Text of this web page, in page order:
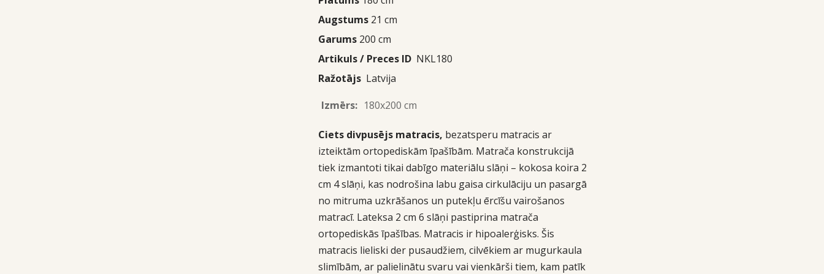
Augstums 21 cm
Garums 200 cm
Artikuls / Preces ID NKL180
Ražotājs Latvija
Izmērs: 180x200 cm
Ciets divpusējs matracis, bezatsperu matracis ar
izteiktām ortopediskām īpašībām. Matrača konstrukcijā
tiek izmantoti tikai dabīgo materiālu slāņi – kokosa koira 2
cm 4 slāņi, kas nodrošina labu gaisa cirkulāciju un pasargā
no mitruma uzkrāšanos un putekļu ērcīšu vairošanos
matracī. Lateksa 2 cm 6 slāņi pastiprina matrača
ortopediskās īpašības. Matracis ir hipoalerģisks. Šis
matracis lieliski der pusaudžiem, cilvēkiem ar mugurkaula
slimībām, ar palielinātu svaru vai vienkārši tiem, kam patīk